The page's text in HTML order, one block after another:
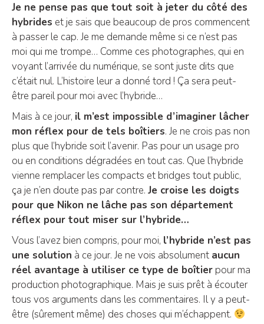
Je ne pense pas que tout soit à jeter du côté des
hybrides et je sais que beaucoup de pros commencent
à passer le cap. Je me demande même si ce n’est pas
moi qui me trompe… Comme ces photographes, qui en
voyant l’arrivée du numérique, se sont juste dits que
c’était nul. L’histoire leur a donné tord ! Ça sera peut-
être pareil pour moi avec l’hybride…
Mais à ce jour, il m’est impossible d’imaginer lâcher
mon réflex pour de tels boîtiers. Je ne crois pas non
plus que l’hybride soit l’avenir. Pas pour un usage pro
ou en conditions dégradées en tout cas. Que l’hybride
vienne remplacer les compacts et bridges tout public,
ça je n’en doute pas par contre. Je croise les doigts
pour que Nikon ne lâche pas son département
réflex pour tout miser sur l’hybride…
Vous l’avez bien compris, pour moi, l’hybride n’est pas
une solution à ce jour. Je ne vois absolument aucun
réel avantage à utiliser ce type de boîtier pour ma
production photographique. Mais je suis prêt à écouter
tous vos arguments dans les commentaires. Il y a peut-
être (sûrement même) des choses qui m’échappent.